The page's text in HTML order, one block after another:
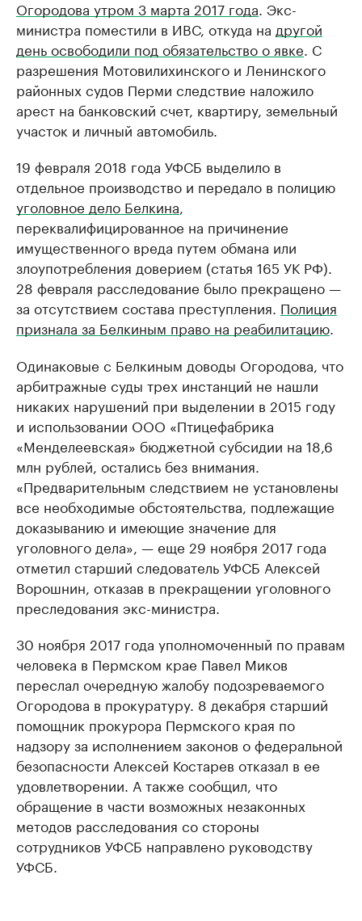
Огородова утром 3 марта 2017 года. Экс-
министра поместили в ИВС, откуда на другой
день освободили под обязательство о явке. С
разрешения Мотовилихинского и Ленинского
районных судов Перми следствие наложило
арест на банковский счет, квартиру, земельный
участок и личный автомобиль.
19 февраля 2018 года УФСБ выделило в
отдельное производство и передало в полицию
уголовное дело Белкина,
переквалифицированное на причинение
имущественного вреда путем обмана или
злоупотребления доверием (статья 165 УК РФ).
28 февраля расследование было прекращено —
за отсутствием состава преступления. Полиция
признала за Белкиным право на реабилитацию.
Одинаковые с Белкиным доводы Огородова, что
арбитражные суды трех инстанций не нашли
никаких нарушений при выделении в 2015 году
и использовании ООО «Птицефабрика
«Менделеевская» бюджетной субсидии на 18,6
млн рублей, остались без внимания.
«Предварительным следствием не установлены
все необходимые обстоятельства, подлежащие
доказыванию и имеющие значение для
уголовного дела», — еще 29 ноября 2017 года
отметил старший следователь УФСБ Алексей
Ворошнин, отказав в прекращении уголовного
преследования экс-министра.
30 ноября 2017 года уполномоченный по правам
человека в Пермском крае Павел Миков
переслал очередную жалобу подозреваемого
Огородова в прокуратуру. 8 декабря старший
помощник прокурора Пермского края по
надзору за исполнением законов о федеральной
безопасности Алексей Костарев отказал в ее
удовлетворении. А также сообщил, что
обращение в части возможных незаконных
методов расследования со стороны
сотрудников УФСБ направлено руководству
УФСБ.